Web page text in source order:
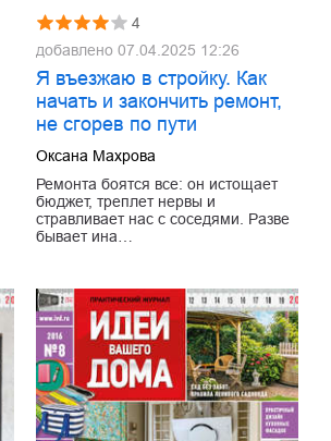
4
добавлено07.04.2025 12:26
Я въезжаю в стройку. Как
начать и закончить ремонт,
не сгорев по пути
Оксана Махрова
Ремонта боятся все: он истощает
бюджет, треплет нервы и
стравливает нас с соседями. Разве
бывает ина…